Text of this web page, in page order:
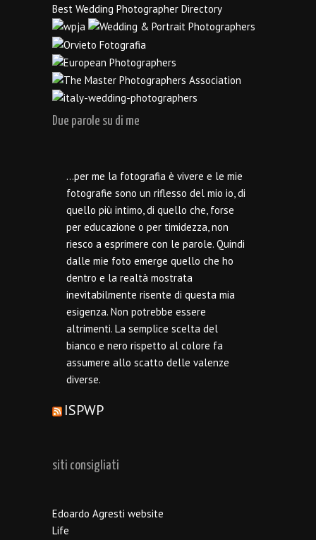
Due parole su di me
…per me la fotografia è vivere e le mie
fotografie sono un riflesso del mio io, di
quello più intimo, di quello che, forse
per educazione o per timidezza, non
riesco a esprimere con le parole. Quindi
dalle mie foto emerge quello che ho
dentro e la realtà mostrata
inevitabilmente risente di questa mia
esigenza. Non potrebbe essere
altrimenti. La semplice scelta del
bianco e nero rispetto al colore fa
assumere allo scatto delle valenze
diverse.
ISPWP
siti consigliati
Edoardo Agresti website
Life